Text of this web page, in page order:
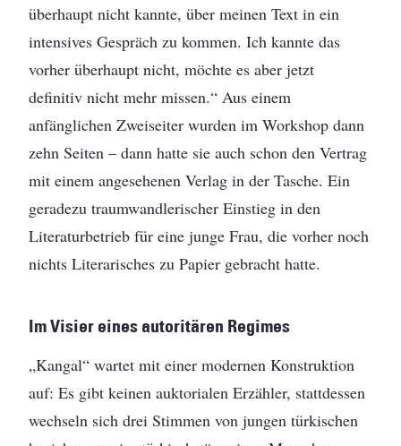
überhaupt nicht kannte, über meinen Text in ein
intensives Gespräch zu kommen. Ich kannte das
vorher überhaupt nicht, möchte es aber jetzt
definitiv nicht mehr missen.“ Aus einem
anfänglichen Zweiseiter wurden im Workshop dann
zehn Seiten – dann hatte sie auch schon den Vertrag
mit einem angesehenen Verlag in der Tasche. Ein
geradezu traumwandlerischer Einstieg in den
Literaturbetrieb für eine junge Frau, die vorher noch
nichts Literarisches zu Papier gebracht hatte.
Im Visier eines autoritären Regimes
„Kangal“ wartet mit einer modernen Konstruktion
auf: Es gibt keinen auktorialen Erzähler, stattdessen
wechseln sich drei Stimmen von jungen türkischen